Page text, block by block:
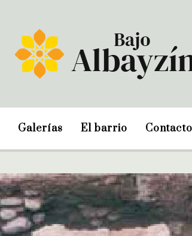
Galerías El barrio Contacto